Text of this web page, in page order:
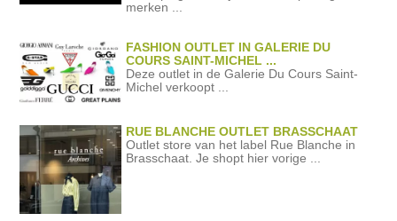
merken ...
FASHION OUTLET IN GALERIE DU
COURS SAINT-MICHEL ...
Deze outlet in de Galerie Du Cours Saint-
Michel verkoopt ...
RUE BLANCHE OUTLET BRASSCHAAT
Outlet store van het label Rue Blanche in
Brasschaat. Je shopt hier vorige ...